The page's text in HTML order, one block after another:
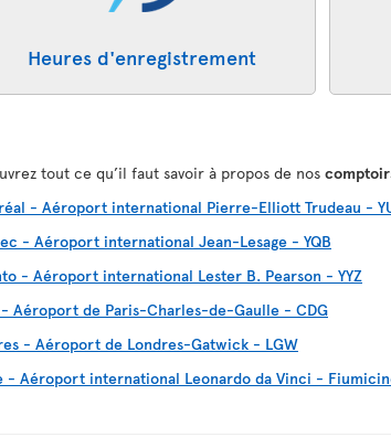
Heures d'enregistrement
tout ce qu’il faut savoir à propos de nos
- Aéroport international Pierre-Elliott Trudeau -
- Aéroport international Jean-Lesage - YQB
- Aéroport international Lester B. Pearson - YYZ
- Aéroport de Paris-Charles-de-Gaulle - CDG
- Aéroport de Londres-Gatwick - LGW
- Aéroport international Leonardo da Vinci -